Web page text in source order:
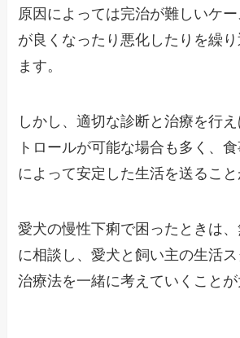
原因によっては完治が難しいケ
が良くなったり悪化したりを繰
ます。
しかし、適切な診断と治療を行
トロールが可能な場合も多く、
によって安定した生活を送ること
愛犬の慢性下痢で困ったときは
に相談し、愛犬と飼い主の生活
治療法を一緒に考えていくことが